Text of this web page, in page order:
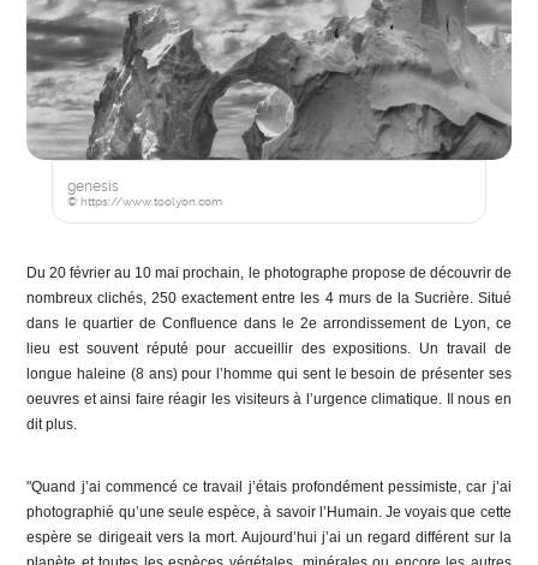
genesis
© https://www.toolyon.com
Du 20 février au 10 mai prochain, le photographe propose de découvrir de
nombreux clichés, 250 exactement entre les 4 murs de la Sucrière. Situé
dans le quartier de Confluence dans le 2e arrondissement de Lyon, ce
lieu est souvent réputé pour accueillir des expositions. Un travail de
longue haleine (8 ans) pour l’homme qui sent le besoin de présenter ses
oeuvres et ainsi faire réagir les visiteurs à l’urgence climatique. Il nous en
dit plus.
"Quand j’ai commencé ce travail j’étais profondément pessimiste, car j’ai
photographié qu’une seule espèce, à savoir l’Humain. Je voyais que cette
espère se dirigeait vers la mort. Aujourd’hui j’ai un regard différent sur la